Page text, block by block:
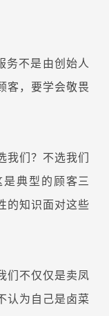
务不是由创始人
客，要学会敬畏
们？不选我们
典型的顾客三
的知识面对这些
们不仅仅是卖凤
认为自己是卤菜